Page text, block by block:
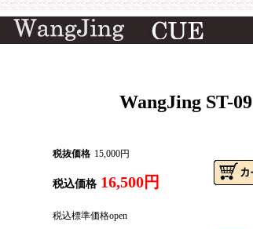
WangJing ST-09
税抜価格 15,000円
税込価格 16,500円
税込標準価格open